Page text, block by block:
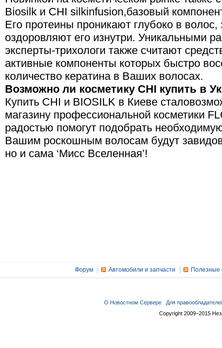
Biosilk и CHI silkinfusion,базовый
Его протеины проникают глубоко в
оздоровляют его изнутри. Уникальными
эксперты-трихологи также считают
активные компоненты которых быстро
количество кератина в Ваших волосах.
Возможно ли косметику CHI купить в
Купить CHI и BIOSILK в Киеве
магазину профессиональной косметики
радостью помогут подобрать
Вашим роскошным волосам будут
но и сама ‘Мисс Вселенная’!
Форум Автомобили и запчасти Полезные
О Новостном Сервере
Для
Copyright 2009–2015